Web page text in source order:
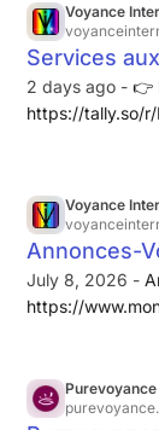
Voyance
Services
2 days ago - 👉
https://tally.so/r/
valide et en
fournissiez
Voyance
Annonces-
July 8, 2026 -
https://
Purevoyance